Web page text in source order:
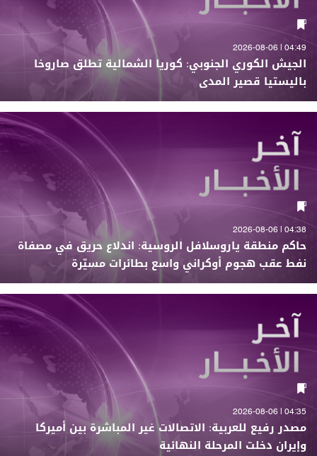
04:49 | 2026-08-06
الجيش الكوري الجنوبي: كوريا الشمالية تطلق صاروخا
باليستيا قصير المدى
04:38 | 2026-08-06
حاكم منطقة ياروسلافل الروسية: اندلاع حريق في مصفاة
نفط عقب هجوم أوكراني واسع بطائرات مسيّرة
04:35 | 2026-08-06
مصدر رفيع للعربية: الاتصالات غير المباشرة بين أميركا
وإيران دخلت المرحلة النهائية